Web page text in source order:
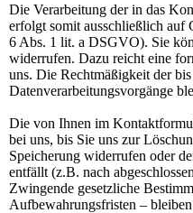
Die Verarbeitung der in das
erfolgt somit ausschließlich
6 Abs. 1 lit. a DSGVO). Sie
widerrufen. Dazu reicht eine
uns. Die Rechtmäßigkeit der
Datenverarbeitungsvorgänge
Die von Ihnen im
bei uns, bis Sie uns zur
Speicherung widerrufen oder
entfällt (z.B. nach
Zwingende gesetzliche
Aufbewahrungsfristen –